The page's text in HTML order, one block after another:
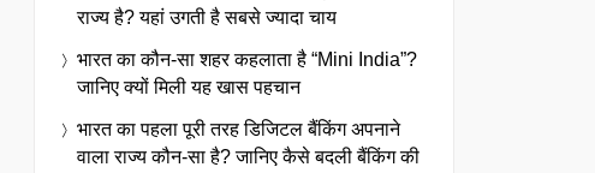
राज्य है? यहां उगती है सबसे ज्यादा चाय
भारत का कौन-सा शहर कहलाता है “Mini India”?
जानिए क्यों मिली यह खास पहचान
भारत का पहला पूरी तरह डिजिटल बैंकिंग अपनाने
वाला राज्य कौन-सा है? जानिए कैसे बदली बैंकिंग की